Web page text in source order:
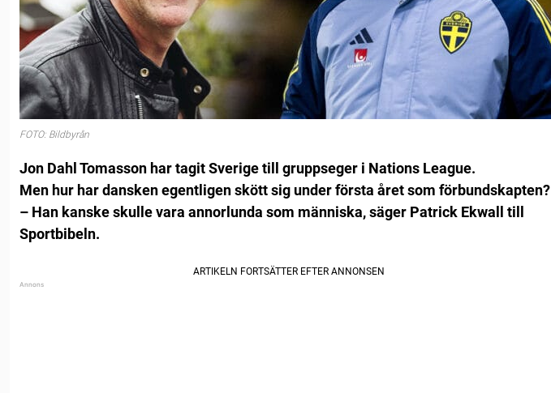
FOTO: Bildbyrån
Jon Dahl Tomasson har tagit Sverige till gruppseger i Nations League.
Men hur har dansken egentligen skött sig under första året som förbundskapten?
– Han kanske skulle vara annorlunda som människa, säger Patrick Ekwall till
Sportbibeln.